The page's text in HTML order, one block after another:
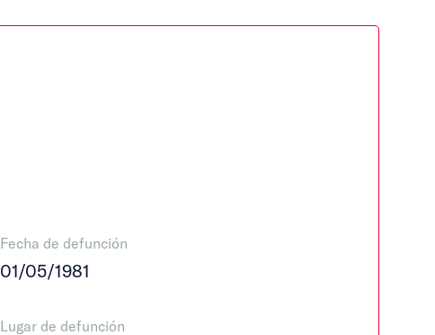
Fecha de defunción
01/05/1981
Lugar de defunción